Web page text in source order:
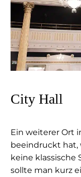
City Hall
Ein weiterer Ort
beeindruckt hat,
keine klassische
sollte man kurz